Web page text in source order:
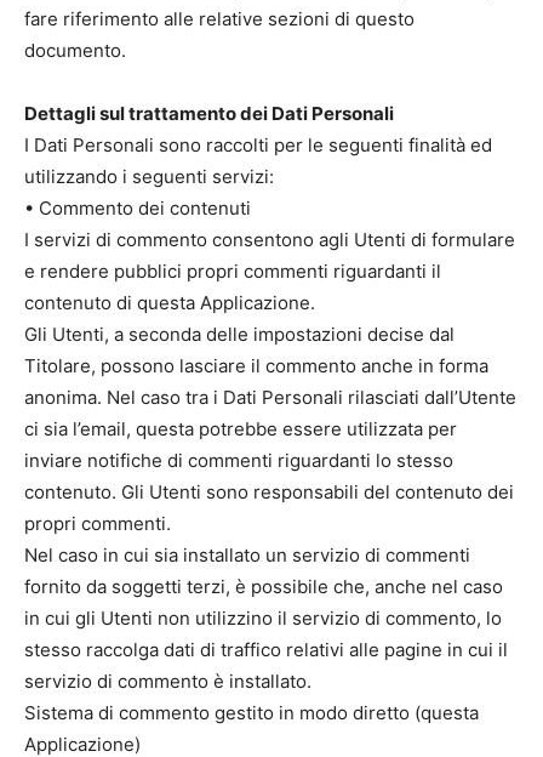
fare riferimento alle relative sezioni di questo
documento.
Dettagli sul trattamento dei Dati Personali
I Dati Personali sono raccolti per le seguenti finalità ed
utilizzando i seguenti servizi:
• Commento dei contenuti
I servizi di commento consentono agli Utenti di formulare
e rendere pubblici propri commenti riguardanti il
contenuto di questa Applicazione.
Gli Utenti, a seconda delle impostazioni decise dal
Titolare, possono lasciare il commento anche in forma
anonima. Nel caso tra i Dati Personali rilasciati dall’Utente
ci sia l’email, questa potrebbe essere utilizzata per
inviare notifiche di commenti riguardanti lo stesso
contenuto. Gli Utenti sono responsabili del contenuto dei
propri commenti.
Nel caso in cui sia installato un servizio di commenti
fornito da soggetti terzi, è possibile che, anche nel caso
in cui gli Utenti non utilizzino il servizio di commento, lo
stesso raccolga dati di traffico relativi alle pagine in cui il
servizio di commento è installato.
Sistema di commento gestito in modo diretto (questa
Applicazione)